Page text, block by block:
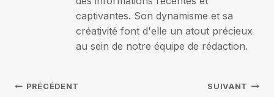
captivantes. Son dynamisme et sa
créativité font d'elle un atout précieux
au sein de notre équipe de rédaction.
PRÉCÉDENT SUIVANT